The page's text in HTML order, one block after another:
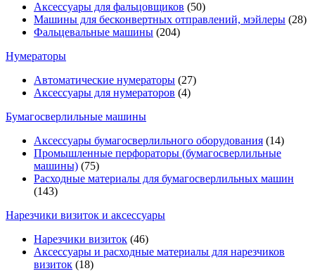
Аксессуары для фальцовщиков (50)
Машины для бесконвертных отправлений, мэйлеры (28)
Фальцевальные машины (204)
Нумераторы
Автоматические нумераторы (27)
Аксессуары для нумераторов (4)
Бумагосверлильные машины
Аксессуары бумагосверлильного оборудования (14)
Промышленные перфораторы (бумагосверлильные
машины) (75)
Расходные материалы для бумагосверлильных машин
(143)
Нарезчики визиток и аксессуары
Нарезчики визиток (46)
Аксессуары и расходные материалы для нарезчиков
визиток (18)